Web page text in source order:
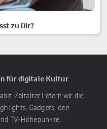
zu Dir?
für digitale Kultur
Zeitalter liefern wir die
Gadgets, den
TV-Höhepunkte.